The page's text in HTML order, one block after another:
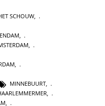
SCHOUW
MINNEBUURT,
,
,